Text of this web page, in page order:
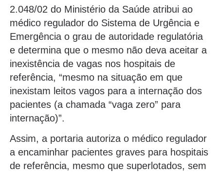
2.048/02 do Ministério da Saúde atribui ao
médico regulador do Sistema de Urgência e
Emergência o grau de autoridade regulatória
e determina que o mesmo não deva aceitar a
inexistência de vagas nos hospitais de
referência, “mesmo na situação em que
inexistam leitos vagos para a internação dos
pacientes (a chamada “vaga zero” para
internação)”.
Assim, a portaria autoriza o médico regulador
a encaminhar pacientes graves para hospitais
de referência, mesmo que superlotados, sem